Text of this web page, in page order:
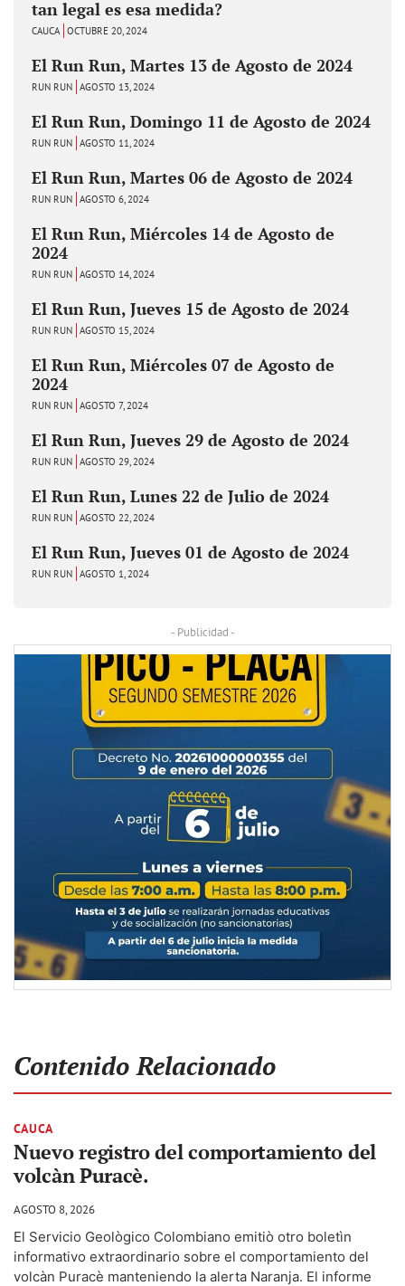
tan legal es esa medida?
CAUCA OCTUBRE 20, 2024
El Run Run, Martes 13 de Agosto de 2024
RUN RUN AGOSTO 13, 2024
El Run Run, Domingo 11 de Agosto de 2024
RUN RUN AGOSTO 11, 2024
El Run Run, Martes 06 de Agosto de 2024
RUN RUN AGOSTO 6, 2024
El Run Run, Miércoles 14 de Agosto de
2024
RUN RUN AGOSTO 14, 2024
El Run Run, Jueves 15 de Agosto de 2024
RUN RUN AGOSTO 15, 2024
El Run Run, Miércoles 07 de Agosto de
2024
RUN RUN AGOSTO 7, 2024
El Run Run, Jueves 29 de Agosto de 2024
RUN RUN AGOSTO 29, 2024
El Run Run, Lunes 22 de Julio de 2024
RUN RUN AGOSTO 22, 2024
El Run Run, Jueves 01 de Agosto de 2024
RUN RUN AGOSTO 1, 2024
- Publicidad -
Contenido Relacionado
CAUCA
Nuevo registro del comportamiento del
volcàn Puracè.
AGOSTO 8, 2026
El Servicio Geològico Colombiano emitiò otro boletìn
informativo extraordinario sobre el comportamiento del
volcàn Puracè manteniendo la alerta Naranja. El informe